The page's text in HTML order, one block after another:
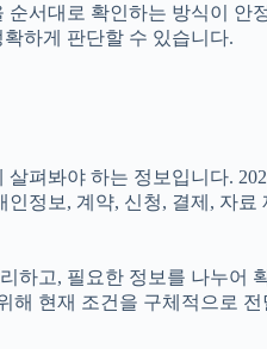
서대로 확인하는 방식이
하게 판단할 수 있습니다.
펴봐야 하는 정보입니다.
정보, 계약, 신청, 결제, 자
하고, 필요한 정보를 나누
현재 조건을 구체적으로